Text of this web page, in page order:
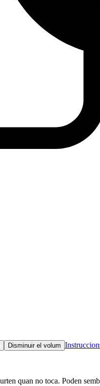
Disminuir el volum
quan no toca. Poden